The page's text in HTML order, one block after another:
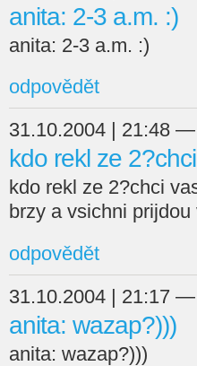
anita: 2-3 a.m. :)
anita: 2-3 a.m. :)
odpovědět
31.10.2004 | 21:48
kdo rekl ze
kdo rekl ze 2?chci
brzy a vsichni prijdou
odpovědět
31.10.2004 | 21:17
anita: wazap?)))
anita: wazap?)))